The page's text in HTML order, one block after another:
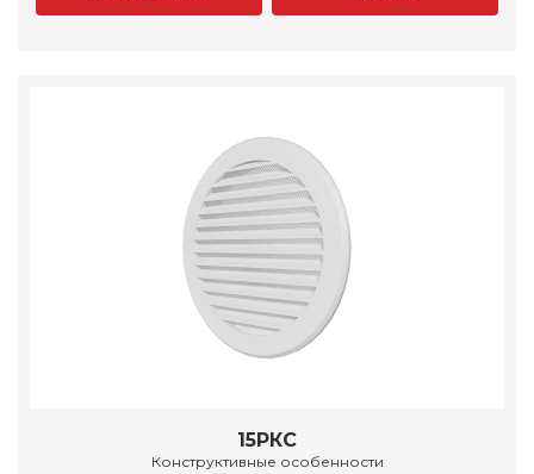
15РКС
Конструктивные особенности